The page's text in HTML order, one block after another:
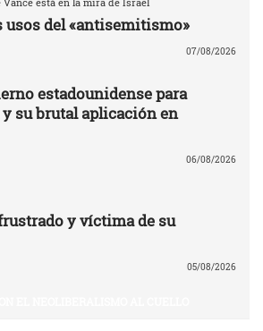
usos del «antisemitismo»
07/08/2026
estadounidense para
su brutal aplicación en
06/08/2026
y víctima de su
05/08/2026